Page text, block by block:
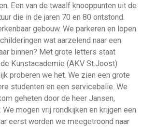
Een van de twaalf knooppunten uit de
die in de jaren 70 en 80 ontstond.
gebouw. We parkeren en lopen
wat aarzelend naar een
binnen? Met grote letters staat
Kunstacademie (AKV St.Joost)
proberen we het. We zien een grote
studenten en een servicebalie. We
geheten door de heer Jansen,
mogen vrij rondkijken en krijgen een
eerst worden we meegetroond naar